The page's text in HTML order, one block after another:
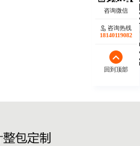
咨询热线
18140119082
回到顶部